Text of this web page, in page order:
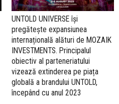
UNTOLD UNIVERSE își
pregătește expansiunea
internațională alături de MOZAIK
INVESTMENTS. Principalul
obiectiv al parteneriatului
vizează extinderea pe piața
globală a brandului UNTOLD,
începând cu anul 2023